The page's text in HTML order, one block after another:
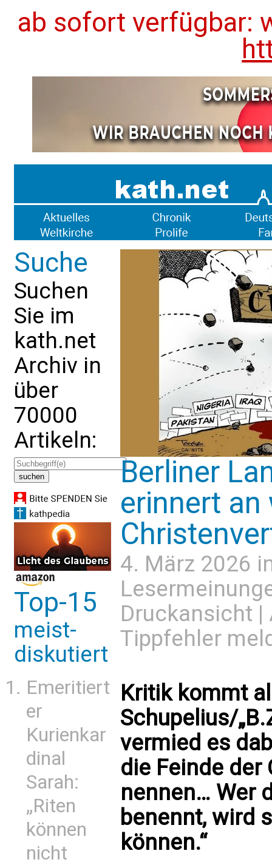
ab sofort verfügbar:
Suche
Suchen
Sie im
kath.net
Archiv in
über
70000
Artikeln:
Top-15
meist-
diskutiert
Emeritiert
er
Kurienkar
dinal
Sarah:
„Riten
können
nicht
Berliner
erinnert
4. März 2026
Druckansicht |
Tippfehler
Kritik kommt
Schupelius/
vermied es
die Feinde der
nennen… Wer
benennt, wird
können.“